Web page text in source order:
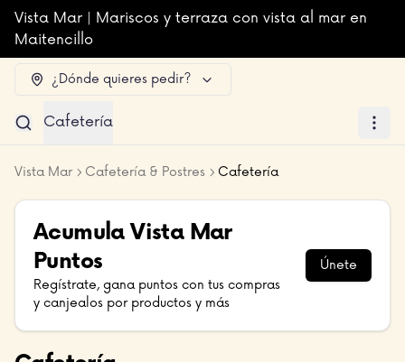
Vista Mar | Mariscos y terraza con vista al mar en
Maitencillo
¿Dónde quieres pedir?
Cafetería
Vista Mar Cafetería & Postres Cafetería
AcumulaVista Mar
Puntos
Regístrate, gana puntos con tus compras
y canjealos por productos y más
Únete